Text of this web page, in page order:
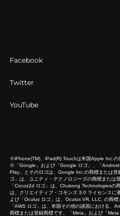
Facebook
Twitter
YouTube
※iPhone(TM)、iPad(R) Touchは米国Apple Inc.の
※「Google」および「Google ロゴ」、「
Play」とそのロゴは、Google Inc.の商標または登
ゴ」は、ユニティ・テクノロジーズの商標または
「Cocos2d ロゴ」は、Chukong Technologiesの
は、クリエイティブ・コモンズ 3.0 ライセンスに
よび「Oculus ロゴ」は、Oculus VR, LLC. の商
「AWS ロゴ」は、米国その他の諸国における、
商標または登録商標です。「Meta」および「